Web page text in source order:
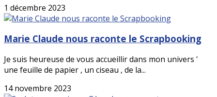
1 décembre 2023
Marie Claude nous raconte le Scrapbooking
Je suis heureuse de vous accueillir dans mon univers '
une feuille de papier , un ciseau , de la...
14 novembre 2023